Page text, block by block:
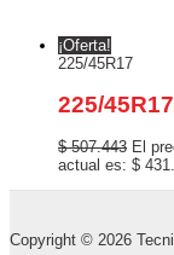
¡Oferta!
225/45R17
225/
$507.443 El
actual es: $
Copyright © 2026